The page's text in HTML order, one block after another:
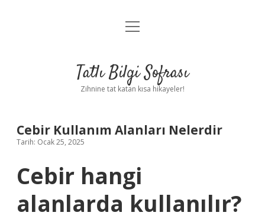
Anasayfa
Yasal Uyarı
menüyü
Tatlı Bilgi Sofrası
Zihnine tat katan kısa hikayeler!
Cebir Kullanım Alanları Nelerdir
Tarih: Ocak 25, 2025
Cebir hangi
alanlarda kullanılır?